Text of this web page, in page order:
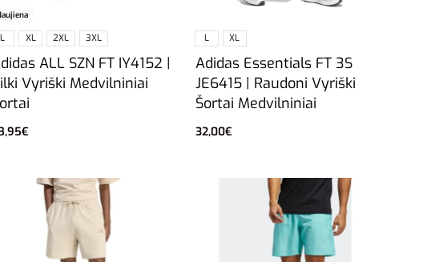
L XL 2XL 3XL
ALL SZN FT IY4152 |
Vyriški Medvilniniai
€
L XL
Adidas Essentials FT 3S
JE6415 | Raudoni Vyriški
Šortai Medvilniniai
32,00€